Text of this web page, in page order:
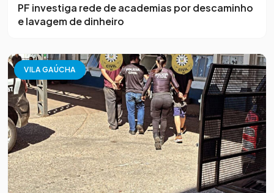
PF investiga rede de academias por descaminho
e lavagem de dinheiro
VILA GAÚCHA